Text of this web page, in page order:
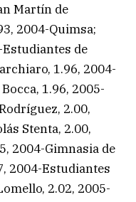
Martín de
2004-Quimsa;
de
1.96, 2004-
1.96, 2005-
2.00,
Stenta, 2.00,
2004-Gimnasia de
2004-Estudiantes
2.02, 2005-